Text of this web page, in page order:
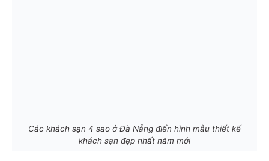
Các khách sạn 4 sao ở Đà Nẵng điển hình mẫu thiết kế
khách sạn đẹp nhất năm mới